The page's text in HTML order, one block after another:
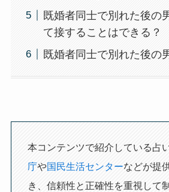
既婚者同士で別れた後の
て接することはできる？
既婚者同士で別れた後の
本コンテンツで紹介している占
庁や国民生活センターなどが提
き、信頼性と正確性を重視して